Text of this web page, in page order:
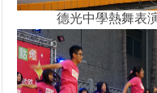
德光中學熱舞表